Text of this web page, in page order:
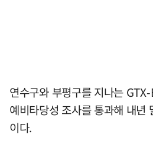
연수구와 부평구를 지나는
예비타당성 조사를 통과해 내년
이다.